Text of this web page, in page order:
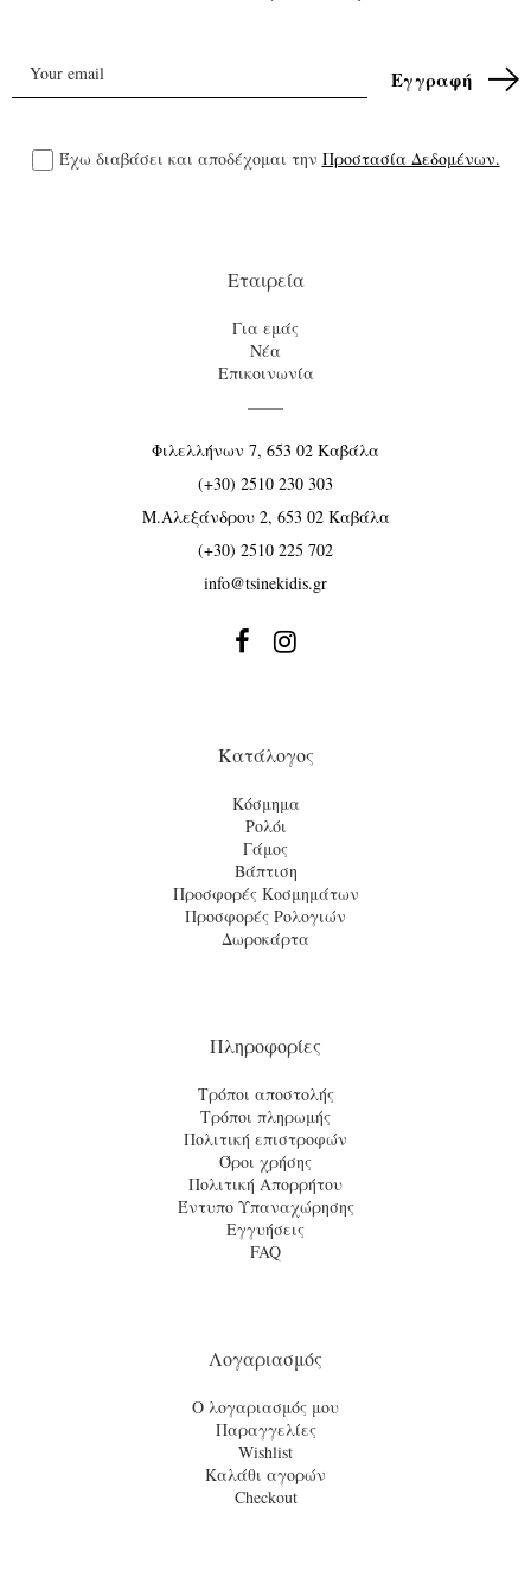
Έχω διαβάσει και αποδέχομαι την Προστασία Δεδομένων.
Εταιρεία
Για εμάς
Νέα
Επικοινωνία
Φιλελλήνων 7, 653 02 Καβάλα
(+30) 2510 230 303
Μ.Αλεξάνδρου 2, 653 02 Καβάλα
(+30) 2510 225 702
info@tsinekidis.gr
 
Κατάλογος
Κόσμημα
Ρολόι
Γάμος
Βάπτιση
Προσφορές Κοσμημάτων
Προσφορές Ρολογιών
Δωροκάρτα
Πληροφορίες
Τρόποι αποστολής
Τρόποι πληρωμής
Πολιτική επιστροφών
Όροι χρήσης
Πολιτική Απορρήτου
Έντυπο Υπαναχώρησης
Εγγυήσεις
FAQ
Λογαριασμός
Ο λογαριασμός μου
Παραγγελίες
Wishlist
Καλάθι αγορών
Checkout